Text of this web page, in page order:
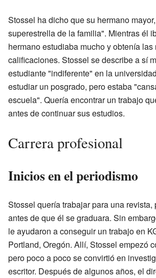
Stossel ha dicho que su hermano
superestrella de la familia". Mientras él
hermano estudiaba mucho y obtenía las
calificaciones. Stossel se describe a sí
estudiante "indiferente" en la
estudiar un posgrado, pero estaba
escuela". Quería encontrar un trabajo
antes de continuar sus estudios.
Carrera profesional
Inicios en el periodismo
Stossel quería trabajar para una revista,
antes de que él se graduara. Sin
le ayudaron a conseguir un trabajo en
Portland, Oregón. Allí, Stossel empezó
pero poco a poco se convirtió en
escritor. Después de algunos años, el